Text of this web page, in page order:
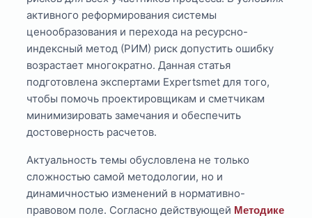
активного реформирования системы
ценообразования и перехода на ресурсно-
индексный метод (РИМ) риск допустить ошибку
возрастает многократно. Данная статья
подготовлена экспертами Expertsmet для того,
чтобы помочь проектировщикам и сметчикам
минимизировать замечания и обеспечить
достоверность расчетов.
Актуальность темы обусловлена не только
сложностью самой методологии, но и
динамичностью изменений в нормативно-
правовом поле. Согласно действующей Методике